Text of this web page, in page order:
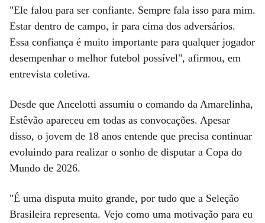
"Ele falou para ser confiante. Sempre fala isso para mim.
Estar dentro de campo, ir para cima dos adversários.
Essa confiança é muito importante para qualquer jogador
desempenhar o melhor futebol possível", afirmou, em
entrevista coletiva.
Desde que Ancelotti assumiu o comando da Amarelinha,
Estêvão apareceu em todas as convocações. Apesar
disso, o jovem de 18 anos entende que precisa continuar
evoluindo para realizar o sonho de disputar a Copa do
Mundo de 2026.
"É uma disputa muito grande, por tudo que a Seleção
Brasileira representa. Vejo como uma motivação para eu